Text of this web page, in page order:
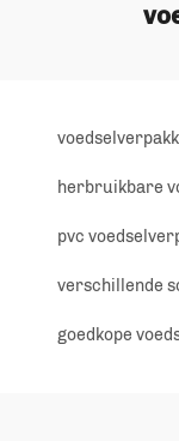
herbruikbare
pvc
verschillende
goedkope